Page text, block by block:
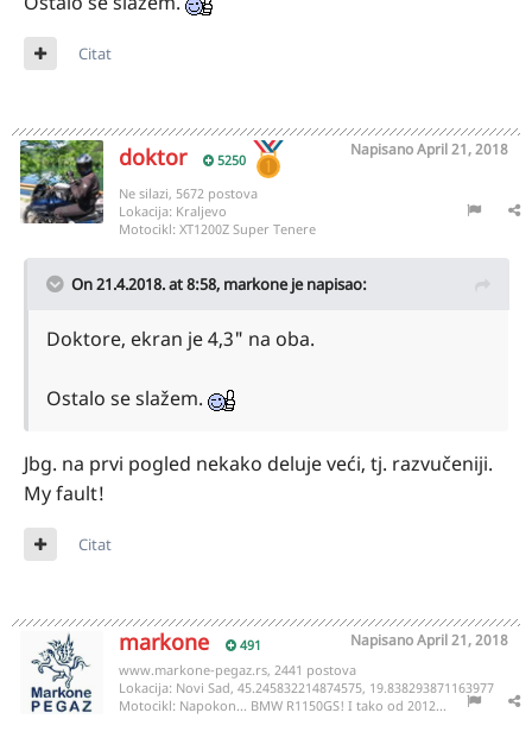
Citat
doktor 5250
NapisanoApril 21, 2018
Ne silazi, 5672 postova
Lokacija: Kraljevo
Motocikl: XT1200Z Super Tenere
On 21.4.2018. at 8:58, markoneje napisao:
Doktore, ekran je 4,3" na oba.
Ostalo se slažem.
Jbg. na prvi pogled nekako deluje veći, tj. razvučeniji.
My fault!
Citat
markone 491 NapisanoApril 21, 2018
www.markone-pegaz.rs, 2441 postova
Lokacija: Novi Sad, 45.245832214874575, 19.838293871163977
Motocikl: Napokon... BMW R1150GS! I tako od 2012...